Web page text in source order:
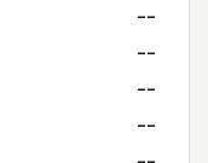
--
--
--
--